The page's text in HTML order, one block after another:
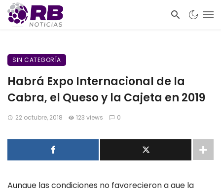
SIN CATEGORÍA
Habrá Expo Internacional de la
Cabra, el Queso y la Cajeta en 2019
22 octubre, 2018 123 views 0
Aunque las condiciones no favorecieron a que la